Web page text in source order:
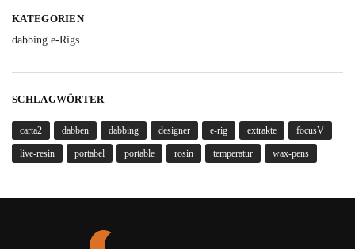
KATEGORIEN
dabbing e-Rigs
SCHLAGWÖRTER
carta2 dabben dabbing designer e-rig extrakte focusV
live-resin portabel portable rosin temperatur wax-pens